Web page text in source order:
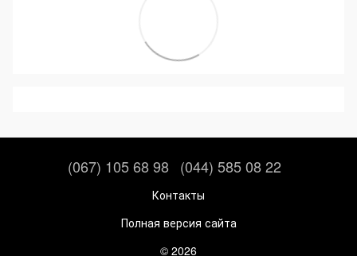
(067) 105 68 98 (044) 585 08 22
Контакты
Полная версия сайта
© 2026